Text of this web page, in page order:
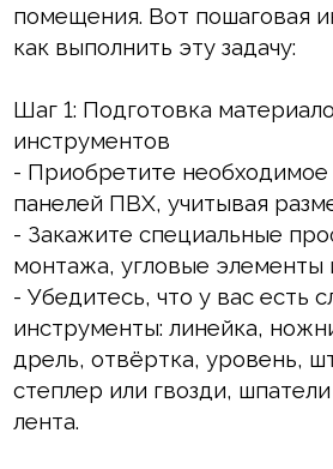
Напольные покрытия ХДФ
Плинтус напольный с фурнитурой
Подложка
Керамическая плитка
Клей монтажный
Сантехника
помещения. Вот пошаговая
как выполнить эту задачу:
Шаг 1: Подготовка
инструментов
- Приобретите необходимое
панелей ПВХ, учитывая
- Закажите специальные
монтажа, угловые элементы
- Убедитесь, что у вас есть
инструменты: линейка,
дрель, отвёртка, уровень,
степлер или гвозди,
лента.